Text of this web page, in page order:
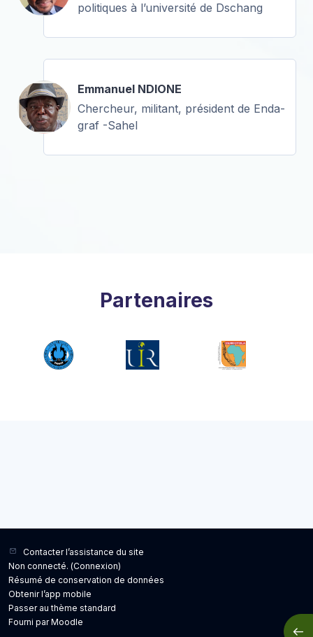
politiques à l’université de Dschang
Emmanuel NDIONE
Chercheur, militant, président de Enda-
graf -Sahel
Partenaires
Contacter l’assistance du site
Non connecté. (Connexion)
Résumé de conservation de données
Obtenir l’app mobile
Passer au thème standard
Fourni parMoodle